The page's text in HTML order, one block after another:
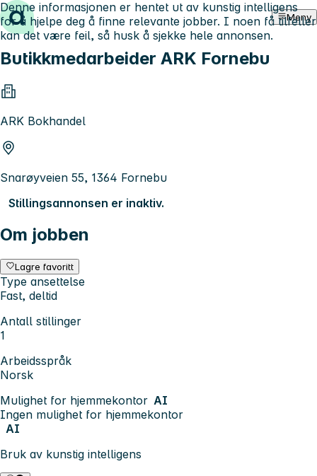
Hopp til innhold Meny
Butikkmedarbeider ARK Fornebu
ARK Bokhandel
Snarøyveien 55, 1364 Fornebu
Stillingsannonsen er inaktiv.
Om jobben
Lagre favoritt
Type ansettelse
Fast, deltid
Antall stillinger
1
Arbeidsspråk
Norsk
Mulighet for hjemmekontor AI
Ingen mulighet for hjemmekontor
AI
Bruk av kunstig intelligens
Denne informasjonen er hentet ut av kunstig intelligens
for å hjelpe deg å finne relevante jobber. I noen få tilfeller
kan det være feil, så husk å sjekke hele annonsen.